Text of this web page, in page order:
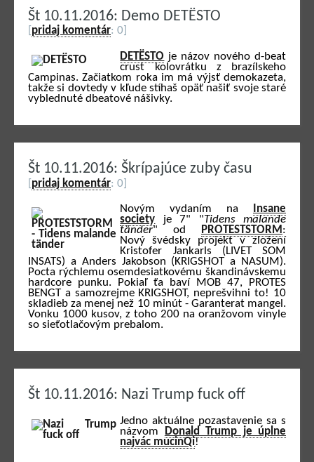
Št 10.11.2016: Demo DETËSTO
pridaj komentár: 0]
DETËSTO je názov nového d-beat
crust kolovrátku z brazílskeho
Campinas. Začiatkom roka im má výjsť demokazeta,
takže si dovtedy v kľude stíhaš opäť našiť svoje staré
vyblednuté dbeatové nášivky.
Št 10.11.2016: Škrípajúce zuby času
pridaj komentár: 0]
Novým vydaním na
Insane
society je 7" "Tidens malande
tänder" od PROTESTSTORM :
Nový švédsky projekt v zložení
Kristofer Jankarls (LIVET SOM
INSATS) a Anders Jakobson (KRIGSHOT a NASUM).
Pocta rýchlemu osemdesiatkovému škandinávskemu
hardcore punku. Pokiaľ ťa baví MOB 47, PROTES
BENGT a samozrejme KRIGSHOT, neprešvihni to! 10
skladieb za menej než 10 minút - Garanterat mangel.
Vonku 1000 kusov, z toho 200 na oranžovom vinyle
so sieťotlačovým prebalom.
Št 10.11.2016: Nazi Trump fuck off
Jedno aktuálne pozastavenie sa s
názvom
Donald Trump je úplne
najvác mucinQi!